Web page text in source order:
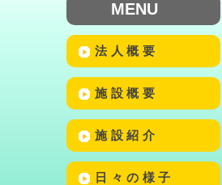
MENU
法人概要
施設概要
施設紹介
日々の様子